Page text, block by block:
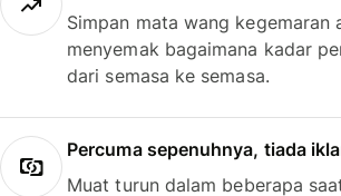
Simpan mata wang kegemaran
menyemak bagaimana kadar
dari semasa ke semasa.
Percuma sepenuhnya, tiada
Muat turun dalam beberapa